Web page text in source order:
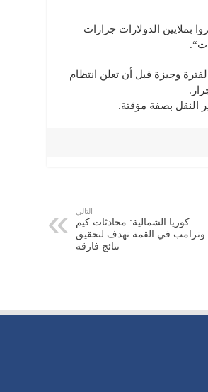
بملايين الدولارات جرارات
وجيزة قبل أن تعلن انتظام
النقل بصفة مؤقتة.
التالي
كوريا الشمالية: محادثات كيم
وترامب في القمة تهدف لتحقيق
نتائج فارقة